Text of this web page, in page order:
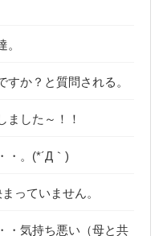
か？と質問される。
ました～！！
・。(*´Д｀)
っていません。
・気持ち悪い（母と共